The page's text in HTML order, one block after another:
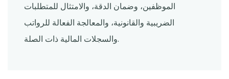
الموظفين، وضمان الدقة، والامتثال للمتطلبات
الضريبية والقانونية، والمعالجة الفعالة للرواتب
والسجلات المالية ذات الصلة.